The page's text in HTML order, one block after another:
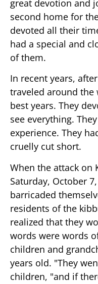
great devotion and
second home for
devoted all their
had a special and
of them.
In recent years,
traveled around the
best years. They
see everything.
experience. They
cruelly cut short.
When the attack on
Saturday, October
barricaded
residents of the
realized that they
words were words
children and
years old. "They
children, "and if